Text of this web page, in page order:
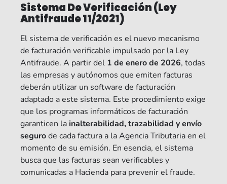
Sistema De Verificación (Ley
Antifraude 11/2021)
El sistema de verificación es el nuevo mecanismo
de facturación verificable impulsado por la Ley
Antifraude. A partir del 1 de enero de 2026, todas
las empresas y autónomos que emiten facturas
deberán utilizar un software de facturación
adaptado a este sistema. Este procedimiento exige
que los programas informáticos de facturación
garanticen la inalterabilidad, trazabilidad y envío
segurode cada factura a la Agencia Tributaria en el
momento de su emisión. En esencia, el sistema
busca que las facturas sean verificables y
comunicadas a Hacienda para prevenir el fraude.